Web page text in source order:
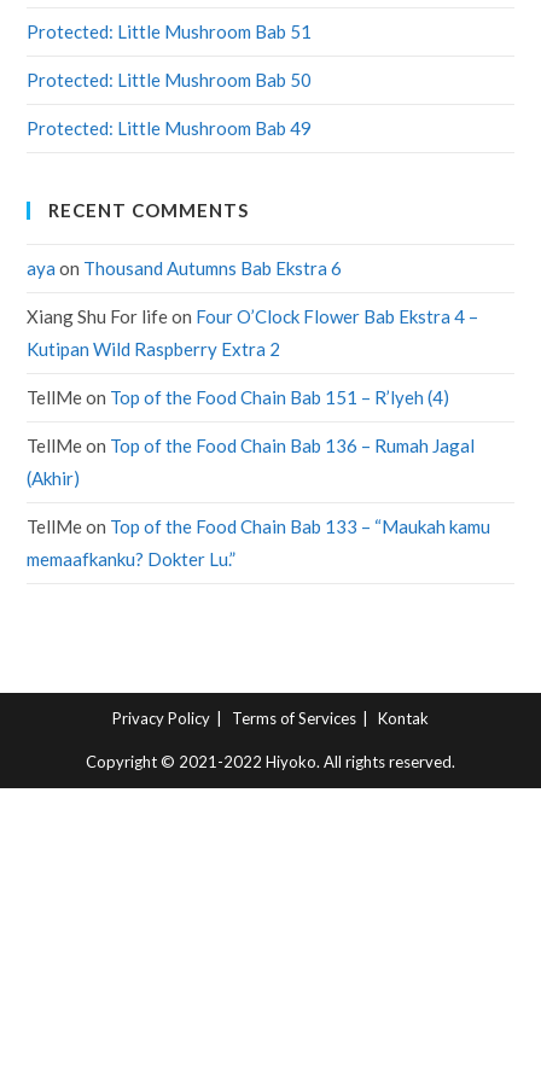
Protected: Little Mushroom Bab 51
Protected: Little Mushroom Bab 50
Protected: Little Mushroom Bab 49
RECENT COMMENTS
aya on Thousand Autumns Bab Ekstra 6
Xiang Shu For lifeon Four O’Clock Flower Bab Ekstra 4 –
Kutipan Wild Raspberry Extra 2
TellMeon Top of the Food Chain Bab 151 – R’lyeh (4)
TellMeon Top of the Food Chain Bab 136 – Rumah Jagal
(Akhir)
TellMeon Top of the Food Chain Bab 133 – “Maukah kamu
memaafkanku? Dokter Lu.”
Privacy Policy Terms of Services Kontak
Copyright © 2021-2022 Hiyoko. All rights reserved.